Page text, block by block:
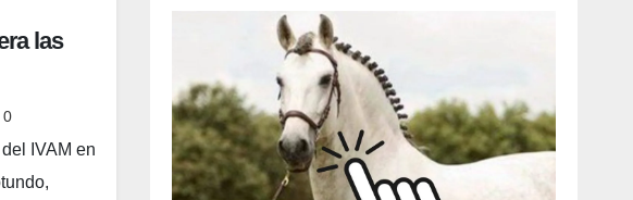
las
0
IVAM en